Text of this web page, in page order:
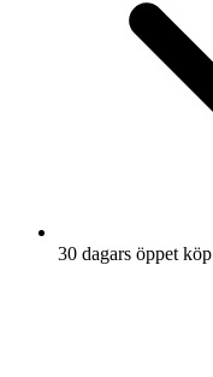
30 dagars öppet köp